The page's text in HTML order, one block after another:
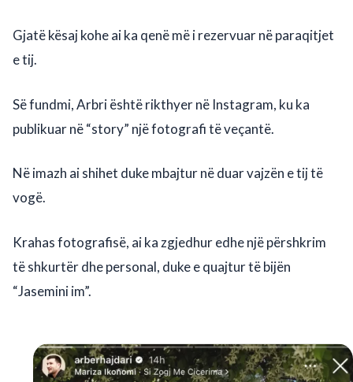
Gjatë kësaj kohe ai ka qenë më i rezervuar në paraqitjet
e tij.
Së fundmi, Arbri është rikthyer në Instagram, ku ka
publikuar në “story” një fotografi të veçantë.
Në imazh ai shihet duke mbajtur në duar vajzën e tij të
vogë.
Krahas fotografisë, ai ka zgjedhur edhe një përshkrim
të shkurtër dhe personal, duke e quajtur të bijën
“Jasemini im”.